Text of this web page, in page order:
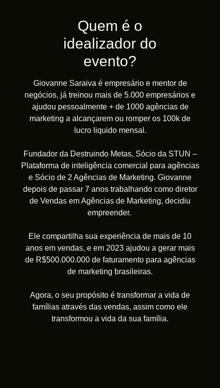
Quem é o
idealizador do
evento?
Giovanne Saraiva é empresário e mentor de
negócios, já treinou mais de 5.000 empresários e
ajudou pessoalmente + de 1000 agências de
marketing a alcançarem ou romper os 100k de
lucro liquido mensal.
Fundador da Destruindo Metas, Sócio da STUN –
Plataforma de inteligência comercial para agências
e Sócio de 2 Agências de Marketing. Giovanne
depois de passar 7 anos trabalhando como diretor
de Vendas em Agências de Marketing, decidiu
empreender.
Ele compartilha sua experiência de mais de 10
anos em vendas, e em 2023 ajudou a gerar mais
de R$500.000.000 de faturamento para agências
de marketing brasileiras.
Agora, o seu propósito é transformar a vida de
famílias através das vendas, assim como ele
transformou a vida da sua família.